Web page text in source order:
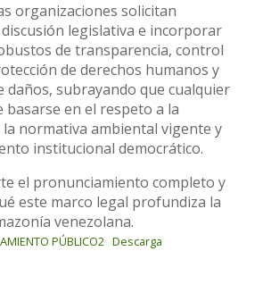
organizaciones solicitan
legislativa e incorporar
de transparencia, control
de derechos humanos y
daños, subrayando que cualquier
basarse en el respeto a la
normativa ambiental vigente y
institucional democrático.
el pronunciamiento completo y
este marco legal profundiza la
venezolana.
PÚBLICO2 Descarga